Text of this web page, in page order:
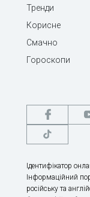
Тренди
Корисне
Смачно
Гороскопи
Ідентифікатор
Інформаційний
російську та